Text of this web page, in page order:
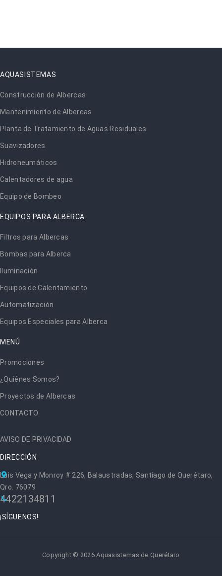
AQUASISTEMAS
Construcción de Albercas
Mantenimiento de Albercas
Planta de Tratamiento de Aguas Residuales
Suavizadores
Hidroneumáticos
Calentadores de agua
Equipo de Bombeo
EQUIPOS PARA ALBERCA
Filtros para Albercas
Bombas para Alberca
Iluminación
Equipos de Calentamiento
Automatización
Equipos Especiales para Alberca
MENÚ
Promociones
¿Quiénes Somos?
Proyectos de Albercas
CONTACTO
AVISO DE PRIVACIDAD
DIRECCIÓN
Luis Vega y Monroy # 226, Balaustradas, Santiago de Querétaro,
Qro. 76079
4422134811
¡SÍGUENOS!
Copyright © 2026 Aquasistemas de Querétaro